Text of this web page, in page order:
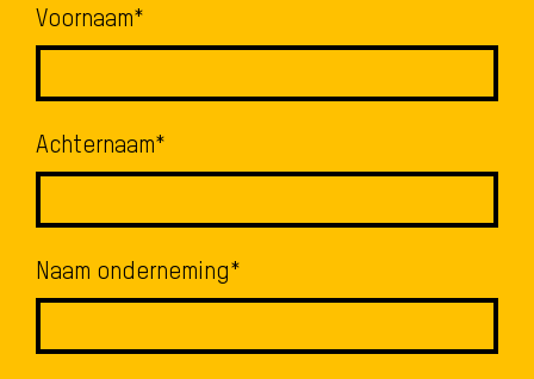
Voornaam*
Achternaam*
Naam onderneming*